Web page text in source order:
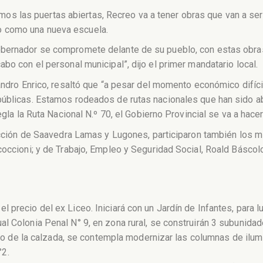
las puertas abiertas, Recreo va a tener obras que van a
una nueva escuela.
se compromete delante de su pueblo, con estas
con el personal municipal”, dijo el primer mandatario local.
Enrico, resaltó que “a pesar del momento económico
Estamos rodeados de rutas nacionales que han sido
la Ruta Nacional N.º 70, el Gobierno Provincial se va a
de Saavedra Lamas y Lugones, participaron también los
y de Trabajo, Empleo y Seguridad Social, Roald
precio del ex Liceo. Iniciará con un Jardín de Infantes, para
Colonia Penal N° 9, en zona rural, se construirán 3
de la calzada, se contempla modernizar las columnas de